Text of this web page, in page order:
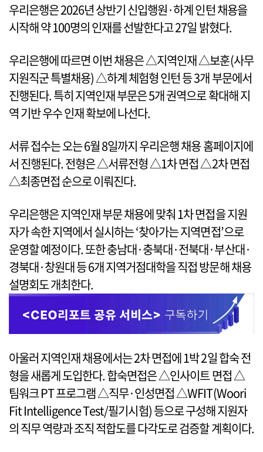
우리은행은 2026년 상반기 신입행원·하계 인턴 채용을
시작해 약 100명의 인재를 선발한다고 27일 밝혔다.
우리은행에 따르면 이번 채용은 △지역인재 △보훈(사무
지원직군 특별채용) △하계 체험형 인턴 등 3개 부문에서
진행된다. 특히 지역인재 부문은 5개 권역으로 확대해 지
역 기반 우수 인재 확보에 나선다.
서류 접수는 오는 6월 8일까지 우리은행 채용 홈페이지에
서 진행된다. 전형은 △서류전형 △1차 면접 △2차 면접
△최종면접 순으로 이뤄진다.
우리은행은 지역인재 부문 채용에 맞춰 1차 면접을 지원
자가 속한 지역에서 실시하는 ‘찾아가는 지역면접’으로
운영할 예정이다. 또한 충남대·충북대·전북대·부산대·
경북대·창원대 등 6개 지역거점대학을 직접 방문해 채용
설명회도 개최한다.
아울러 지역인재 채용에서는 2차 면접에 1박 2일 합숙 전
형을 새롭게 도입한다. 합숙면접은 △인사이트 면접 △
팀워크 PT 프로그램 △직무·인성면접 △WFIT(Woori
Fit Intelligence Test/필기시험) 등으로 구성해 지원자
의 직무 역량과 조직 적합도를 다각도로 검증할 계획이다.